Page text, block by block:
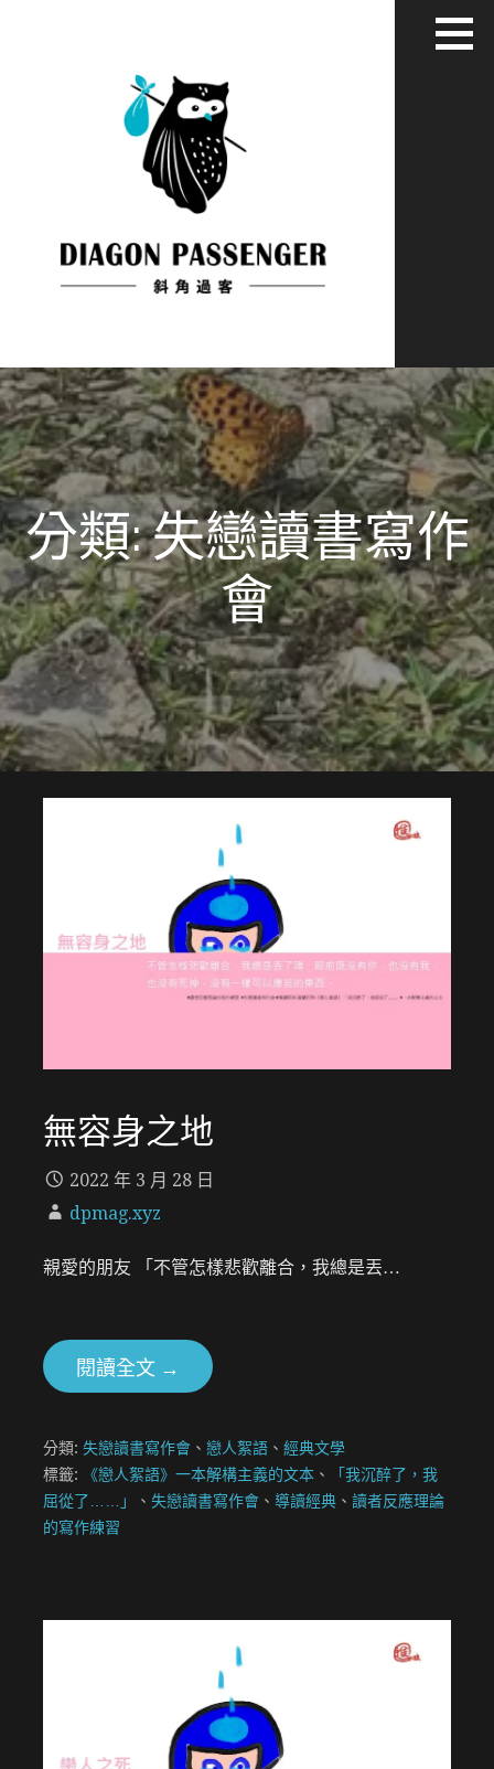
斜角過客：旅居慢活藝文媒體
給XYZ世代用藝術家彈性眼光看世界
分類: 失戀讀書寫作
會
無容身之地
2022 年 3 月 28 日
dpmag.xyz
親愛的朋友 「不管怎樣悲歡離合，我總是丟…
閱讀全文 →
分類: 失戀讀書寫作會 、 戀人絮語 、 經典文學
標籤:
《戀人絮語》一本解構主義的文本 、
「我沉醉了，我
屈從了……」
、 失戀讀書寫作會 、 導讀經典 、 讀者反應理論
的寫作練習